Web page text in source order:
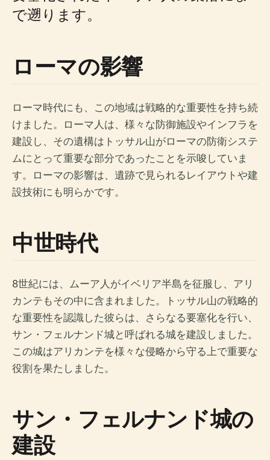
で遡ります。
ローマの影響
ローマ時代にも、この地域は戦略的な重要性を持ち続
けました。ローマ人は、様々な防御施設やインフラを
建設し、その遺構はトッサル山がローマの防衛システ
ムにとって重要な部分であったことを示唆していま
す。ローマの影響は、遺跡で見られるレイアウトや建
設技術にも明らかです。
中世時代
8世紀には、ムーア人がイベリア半島を征服し、アリ
カンテもその中に含まれました。トッサル山の戦略的
な重要性を認識した彼らは、さらなる要塞化を行い、
サン・フェルナンド城と呼ばれる城を建設しました。
この城はアリカンテを様々な侵略から守る上で重要な
役割を果たしました。
サン・フェルナンド城の
建設